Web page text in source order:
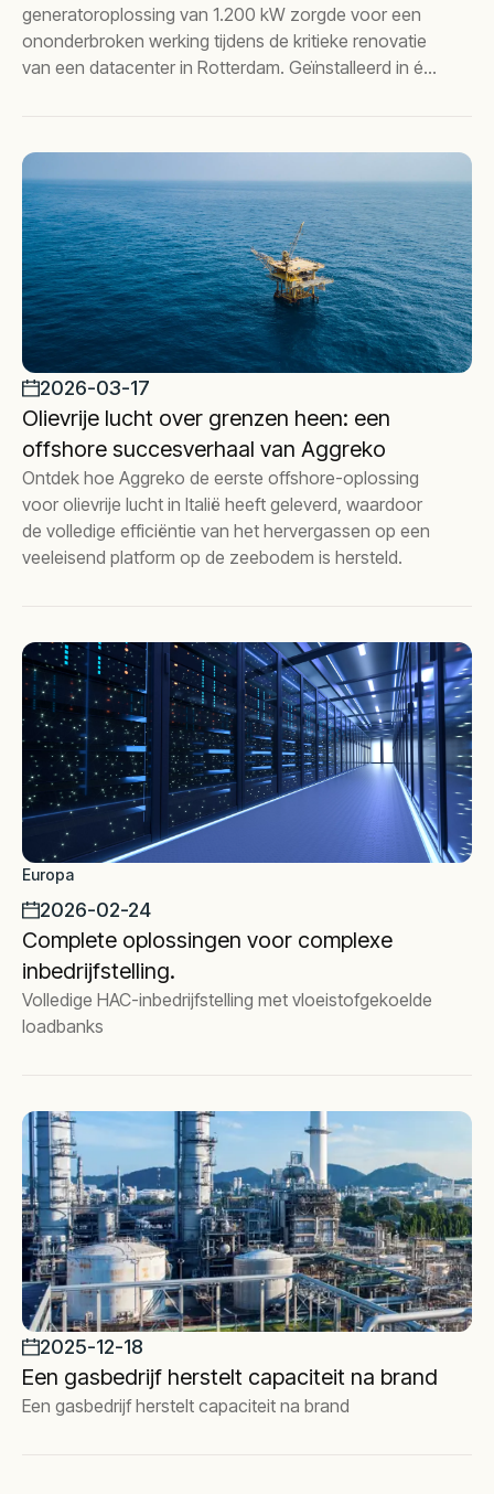
generatoroplossing van 1.200 kW zorgde voor een
ononderbroken werking tijdens de kritieke renovatie
van een datacenter in Rotterdam. Geïnstalleerd in één
betrouwbaarheid op de lange termijn.
2026-03-17
Olievrije lucht over grenzen heen: een
offshore succesverhaal van Aggreko
Ontdek hoe Aggreko de eerste offshore-oplossing
voor olievrije lucht in Italië heeft geleverd, waardoor
de volledige efficiëntie van het hervergassen op een
veeleisend platform op de zeebodem is hersteld.
Europa
2026-02-24
Complete oplossingen voor complexe
inbedrijfstelling.
Volledige HAC-inbedrijfstelling met vloeistofgekoelde
loadbanks
2025-12-18
Een gasbedrijf herstelt capaciteit na brand
Een gasbedrijf herstelt capaciteit na brand